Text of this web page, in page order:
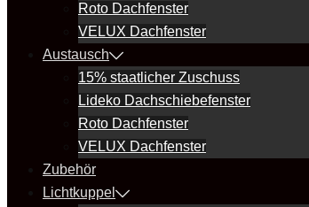
Roto Dachfenster
VELUX Dachfenster
Austausch
15% staatlicher Zuschuss
Lideko Dachschiebefenster
Roto Dachfenster
VELUX Dachfenster
Zubehör
Lichtkuppel